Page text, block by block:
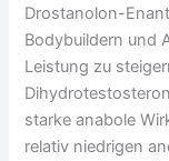
Drostanolon-
Bodybuildern und
Leistung zu
starke anabole
relativ niedrigen